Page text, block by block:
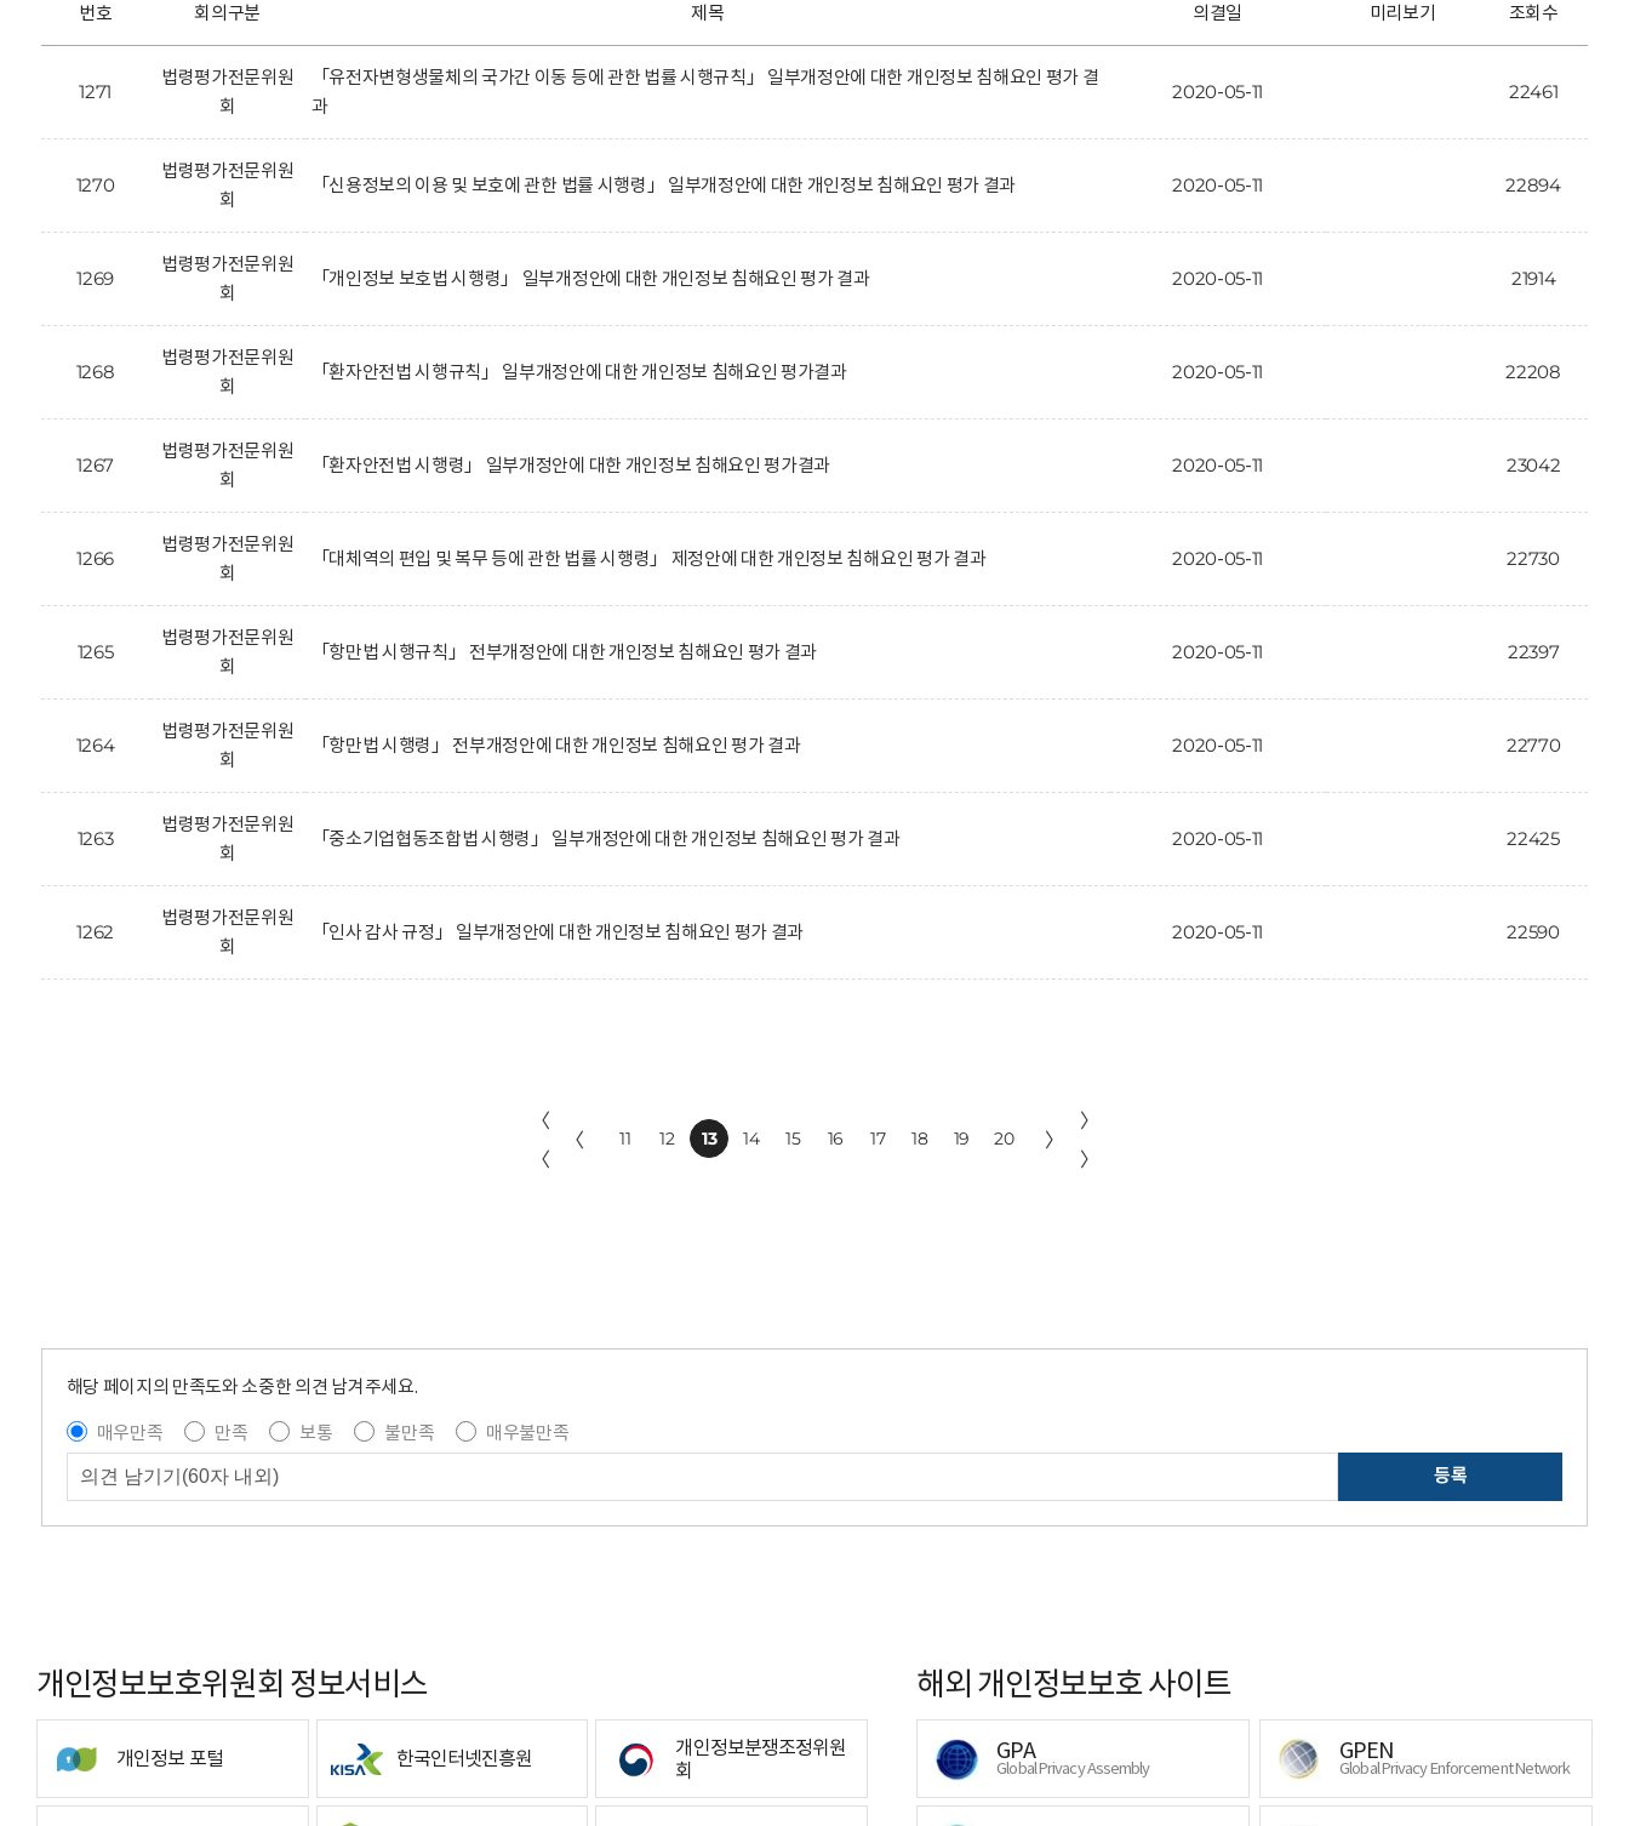
번호 회의구분 제목 의결일 미리보기 조회수
1271
법령평가전문위원
회
「유전자변형생물체의 국가간 이동 등에 관한 법률 시행규칙」 일부개정안에 대한 개인정보 침해요인 평가 결
과
2020-05-11 22461
1270
법령평가전문위원
회
「신용정보의 이용 및 보호에 관한 법률 시행령」 일부개정안에 대한 개인정보 침해요인 평가 결과 2020-05-11 22894
1269
법령평가전문위원
회
「개인정보 보호법 시행령」 일부개정안에 대한 개인정보 침해요인 평가 결과 2020-05-11 21914
1268
법령평가전문위원
회
「환자안전법 시행규칙」 일부개정안에 대한 개인정보 침해요인 평가결과 2020-05-11 22208
1267
법령평가전문위원
회
「환자안전법 시행령」 일부개정안에 대한 개인정보 침해요인 평가결과 2020-05-11 23042
1266
법령평가전문위원
회
「대체역의 편입 및 복무 등에 관한 법률 시행령」 제정안에 대한 개인정보 침해요인 평가 결과 2020-05-11 22730
1265
법령평가전문위원
회
「항만법 시행규칙」 전부개정안에 대한 개인정보 침해요인 평가 결과 2020-05-11 22397
1264
법령평가전문위원
회
「항만법 시행령」 전부개정안에 대한 개인정보 침해요인 평가 결과 2020-05-11 22770
1263
법령평가전문위원
회
「중소기업협동조합법 시행령」 일부개정안에 대한 개인정보 침해요인 평가 결과 2020-05-11 22425
1262
법령평가전문위원
회
「인사 감사 규정」 일부개정안에 대한 개인정보 침해요인 평가 결과 2020-05-11 22590
〈
〈
〈 11 12 13 14 15 16 17 18 19 20 〉
〉
〉
해당 페이지의 만족도와 소중한 의견 남겨주세요.
매우만족
만족 보통 불만족
매우불만족
등록
개인정보보호위원회 정보서비스
개인정보 포털 한국인터넷진흥원
개인정보분쟁조정위원
회
해외 개인정보보호 사이트
GPA
Global Privacy Assembly
GPEN
Global Privacy Enforcement Network